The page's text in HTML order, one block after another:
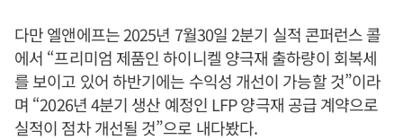
다만 엘앤에프는 2025년 7월30일 2분기 실적 콘퍼런스 콜
에서 “프리미엄 제품인 하이니켈 양극재 출하량이 회복세
를 보이고 있어 하반기에는 수익성 개선이 가능할 것”이라
며 “2026년 4분기 생산 예정인 LFP 양극재 공급 계약으로
실적이 점차 개선될 것”으로 내다봤다.